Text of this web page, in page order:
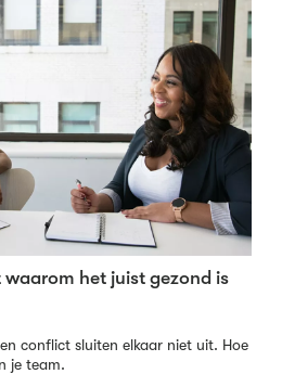
het juist gezond is
conflict sluiten elkaar niet uit. Hoe
je team.